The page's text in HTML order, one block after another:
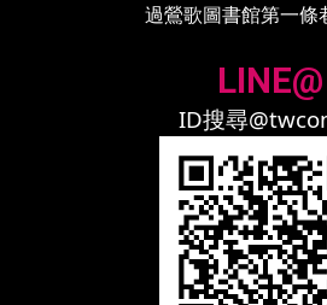
過鶯歌圖書館第一條
LINE@
ID搜尋